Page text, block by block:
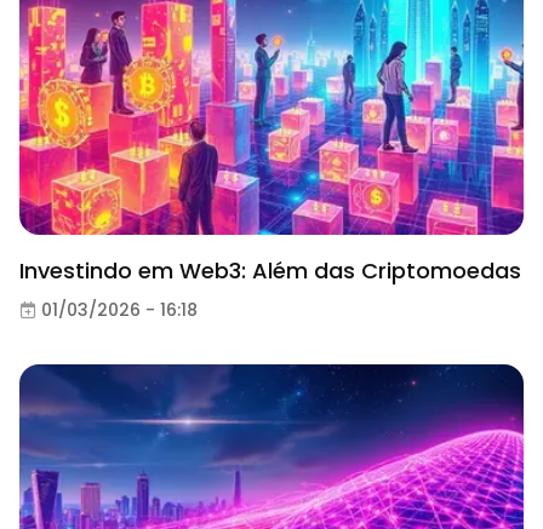
Investindo em Web3: Além das Criptomoedas
01/03/2026 - 16:18